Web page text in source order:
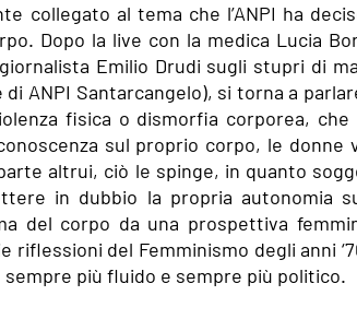
collegato al tema che l’ANPI ha
Dopo la live con la medica Lucia
Emilio Drudi sugli stupri di
di ANPI Santarcangelo), si torna a
fisica o dismorfia corporea, che
sul proprio corpo, le donne
altrui, ciò le spinge, in quanto
in dubbio la propria autonomia
del corpo da una prospettiva
riflessioni del Femminismo degli anni
più fluido e sempre più politico.